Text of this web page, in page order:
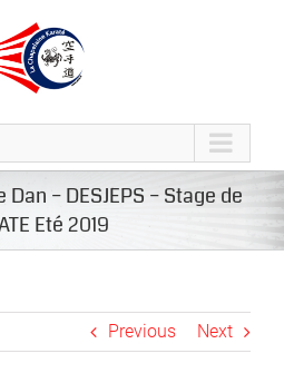
Dan – DESJEPS – Stage de
Eté 2019
Previous Next